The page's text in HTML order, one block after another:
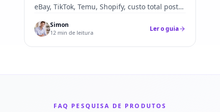
eBay, TikTok, Temu, Shopify, custo total posto
Simon
12 min de leitura Ler o guia
FAQ PESQUISA DE PRODUTOS